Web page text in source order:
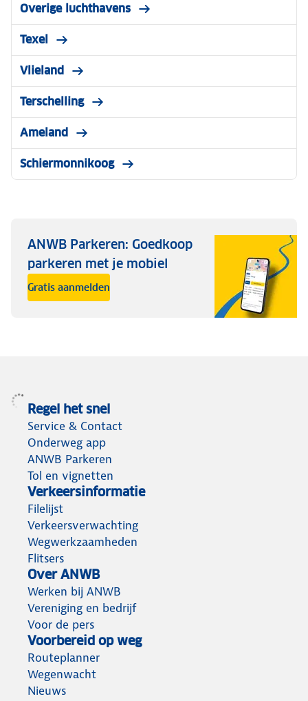
Overige luchthavens
Texel
Vlieland
Terschelling
Ameland
Schiermonnikoog
ANWB Parkeren: Goedkoop
parkeren met je mobiel
Gratis aanmelden
Regel het snel
Service & Contact
Onderweg app
ANWB Parkeren
Tol en vignetten
Verkeersinformatie
Filelijst
Verkeersverwachting
Wegwerkzaamheden
Flitsers
Over ANWB
Werken bij ANWB
Vereniging en bedrijf
Voor de pers
Voorbereid op weg
Routeplanner
Wegenwacht
Nieuws